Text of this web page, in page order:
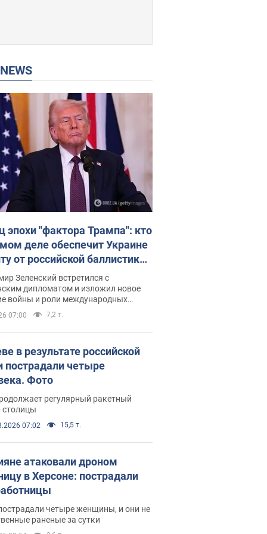
NEWS
эпохи "фактора Трампа": кто
деле обеспечит Украине
от российской баллистики.
с Безсмертным
Зеленский встретился с
дипломатом и изложил новое
войны и роли международных
в борьбе с Россией
07:00 7,2 т.
в результате российской
пострадали четыре
Фото
регулярный ракетный
столицы
07:02 15,5 т.
атаковали дроном
в Херсоне: пострадали
четыре женщины, и они не
раненые за сутки